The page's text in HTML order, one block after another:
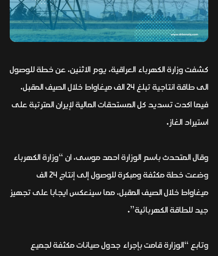
كشفت وزارة الكهرباء العراقية، يوم الاثنين، عن خطة للوصول
الى طاقة انتاجية تبلغ 24 الف ميغاواط خلال الصيف المقبل،
فيما اكدت تسديد كل المستحقات المالية لإيران المترتبة على
استيراد الغاز.
وقال المتحدث باسم الوزارة احمد موسى، ان “وزارة الكهرباء
وضعت خطة مكثفة ومبكرة للوصول إلى إنتاج 24 الف
ميغاواط خلال الصيف المقبل، مما سينعكس ايجابا على تجهيز
جيد للطاقة الكهربائية”.
وتابع “الوزارة قامت بإجراء جدول صيانات مكثفة لجميع